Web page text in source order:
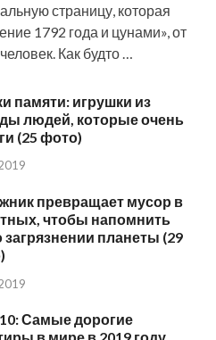
страницу, которая
1792 года и цунами», от
Как будто …
памяти: игрушки из
людей, которые очень
(25 фото)
превращает мусор в
чтобы напомнить
загрязнении планеты (29
Самые дорогие
в мире в 2019 году